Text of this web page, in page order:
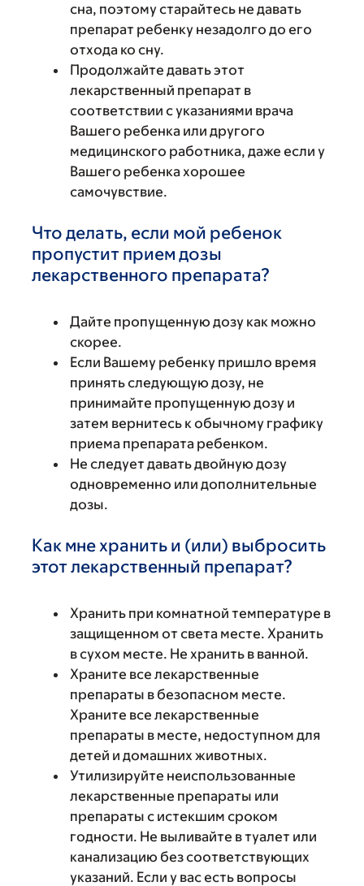
сна, поэтому старайтесь не давать
препарат ребенку незадолго до его
отхода ко сну.
Продолжайте давать этот
лекарственный препарат в
соответствии с указаниями врача
Вашего ребенка или другого
медицинского работника, даже если у
Вашего ребенка хорошее
самочувствие.
Что делать, если мой ребенок
пропустит прием дозы
лекарственного препарата?
Дайте пропущенную дозу как можно
скорее.
Если Вашему ребенку пришло время
принять следующую дозу, не
принимайте пропущенную дозу и
затем вернитесь к обычному графику
приема препарата ребенком.
Не следует давать двойную дозу
одновременно или дополнительные
дозы.
Как мне хранить и (или) выбросить
этот лекарственный препарат?
Хранить при комнатной температуре в
защищенном от света месте. Хранить
в сухом месте. Не хранить в ванной.
Храните все лекарственные
препараты в безопасном месте.
Храните все лекарственные
препараты в месте, недоступном для
детей и домашних животных.
Утилизируйте неиспользованные
лекарственные препараты или
препараты с истекшим сроком
годности. Не выливайте в туалет или
канализацию без соответствующих
указаний. Если у вас есть вопросы